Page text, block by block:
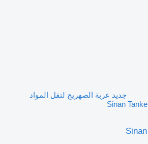
جديد عربة الصهريج لنقل المواد